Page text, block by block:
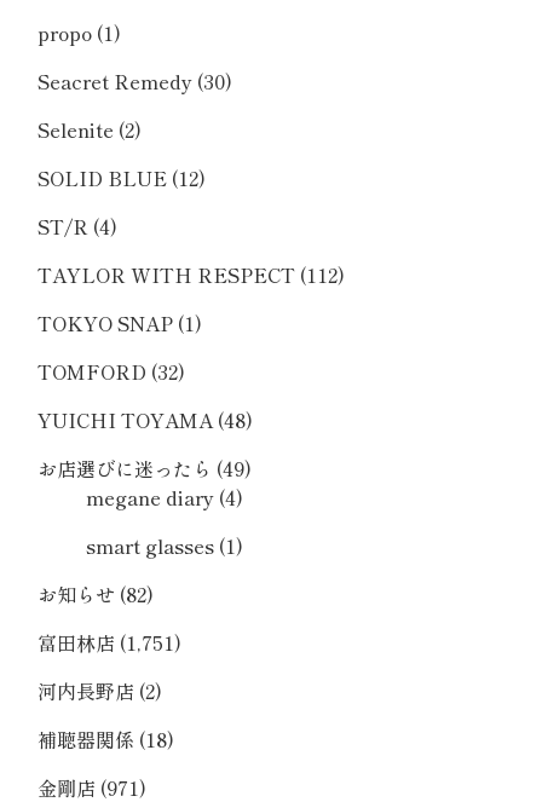
propo (1)
Seacret Remedy (30)
Selenite (2)
SOLID BLUE (12)
ST/R (4)
TAYLOR WITH RESPECT (112)
TOKYO SNAP (1)
TOMFORD (32)
YUICHI TOYAMA (48)
お店選びに迷ったら (49)
megane diary (4)
smart glasses (1)
お知らせ (82)
富田林店 (1,751)
河内長野店 (2)
補聴器関係 (18)
金剛店 (971)